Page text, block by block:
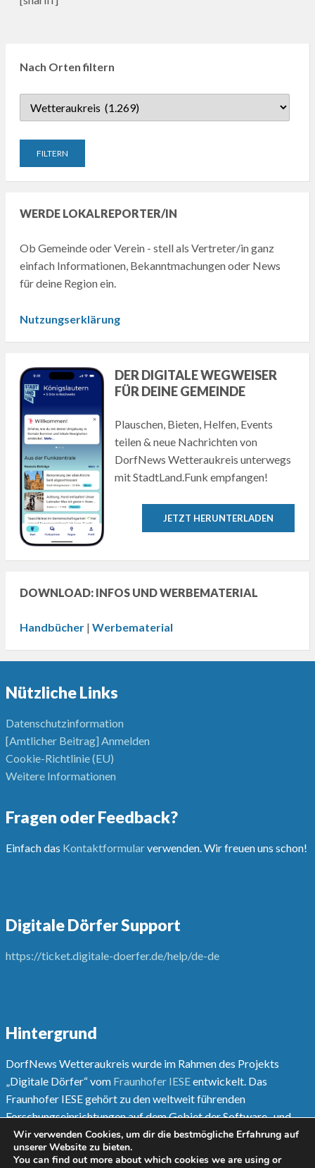
Nach Orten filtern
WERDE LOKALREPORTER/IN
Ob Gemeinde oder Verein - stell als Vertreter/in ganz
einfach Informationen, Bekanntmachungen oder News
für deine Region ein.
Nutzungserklärung
DER DIGITALE WEGWEISER
FÜR DEINE GEMEINDE
Plauschen, Bieten, Helfen, Events
teilen & neue Nachrichten von
DorfNews Wetteraukreis unterwegs
mit StadtLand.Funk empfangen!
JETZT HERUNTERLADEN
DOWNLOAD: INFOS UND WERBEMATERIAL
Handbücher| Werbematerial
Nützliche Links
Datenschutzinformation
[Amtlicher Beitrag] Anmelden
Cookie-Richtlinie (EU)
Weitere Informationen
Fragen oder Feedback?
Einfach das Kontaktformularverwenden. Wir freuen uns schon!
Digitale Dörfer Support
https://ticket.digitale-doerfer.de/help/de-de
Hintergrund
DorfNews Wetteraukreis wurde im Rahmen des Projekts
„Digitale Dörfer“ vom Fraunhofer IESEentwickelt. Das
Fraunhofer IESE gehört zu den weltweit führenden
Forschungseinrichtungen auf dem Gebiet der Software- und
Systementwicklungsmethoden.
Wir verwenden Cookies, um dir die bestmögliche Erfahrung auf
unserer Website zu bieten.
You can find out more about which cookies we are using or